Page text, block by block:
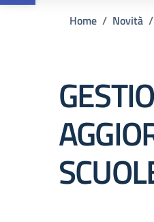
Home Novità